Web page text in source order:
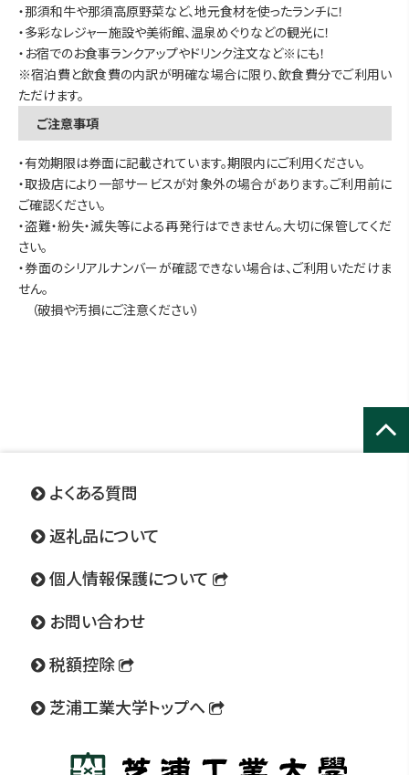
・那須和牛や那須高原野菜など、地元食材を使ったランチに！
・多彩なレジャー施設や美術館、温泉めぐりなどの観光に！
・お宿でのお食事ランクアップやドリンク注文など※にも！
※宿泊費と飲食費の内訳が明確な場合に限り、飲食費分でご利用い
ただけます。
ご注意事項
・有効期限は券面に記載されています。期限内にご利用ください。
・取扱店により一部サービスが対象外の場合があります。ご利用前に
ご確認ください。
・盗難・紛失・滅失等による再発行はできません。大切に保管してくだ
さい。
・券面のシリアルナンバーが確認できない場合は、ご利用いただけま
せん。
（破損や汚損にご注意ください）
ページ
よくある質問
返礼品について
個人情報保護について
お問い合わせ
税額控除
芝浦工業大学トップへ